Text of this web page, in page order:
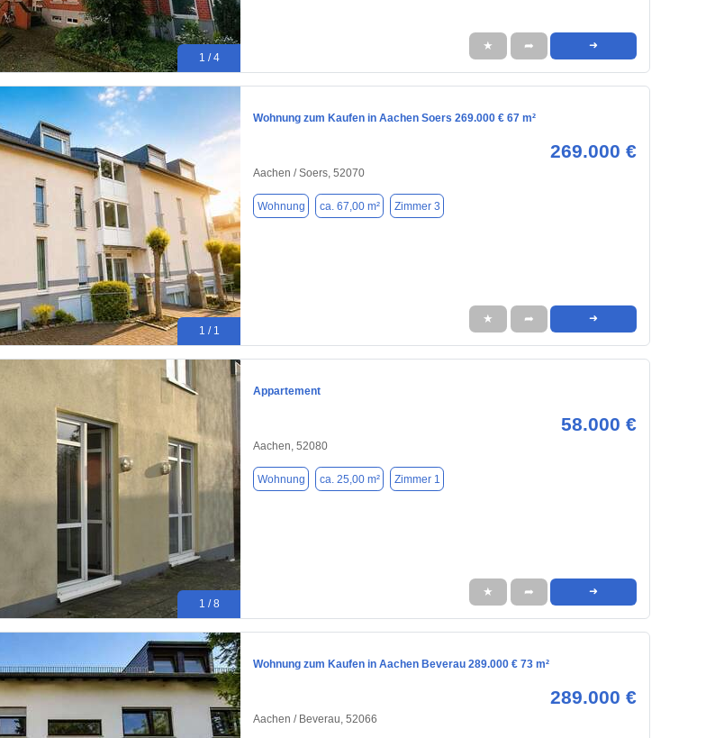
1 / 4
★ ➦ ➜
1 / 1
Wohnung zum Kaufen in Aachen Soers 269.000 € 67 m²
269.000 €
Aachen / Soers, 52070
Wohnung ca. 67,00 m² Zimmer 3
★ ➦ ➜
1 / 8
Appartement
58.000 €
Aachen, 52080
Wohnung ca. 25,00 m² Zimmer 1
★ ➦ ➜
Wohnung zum Kaufen in Aachen Beverau 289.000 € 73 m²
289.000 €
Aachen / Beverau, 52066